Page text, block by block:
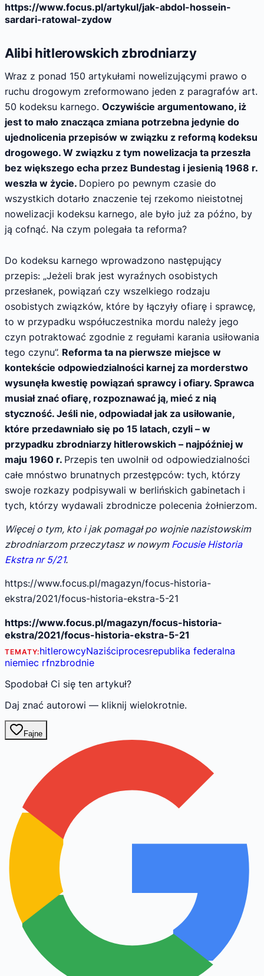
https://www.focus.pl/artykul/jak-abdol-hossein-
sardari-ratowal-zydow
Alibi hitlerowskich zbrodniarzy
Wraz z ponad 150 artykułami nowelizującymi prawo o
ruchu drogowym zreformowano jeden z paragrafów art.
50 kodeksu karnego. Oczywiście argumentowano, iż
jest to mało znacząca zmiana potrzebna jedynie do
ujednolicenia przepisów w związku z reformą kodeksu
drogowego. W związku z tym nowelizacja ta przeszła
bez większego echa przez Bundestag i jesienią 1968 r.
weszła w życie. Dopiero po pewnym czasie do
wszystkich dotarło znaczenie tej rzekomo nieistotnej
nowelizacji kodeksu karnego, ale było już za późno, by
ją cofnąć. Na czym polegała ta reforma?
Do kodeksu karnego wprowadzono następujący
przepis: „Jeżeli brak jest wyraźnych osobistych
przesłanek, powiązań czy wszelkiego rodzaju
osobistych związków, które by łączyły ofiarę i sprawcę,
to w przypadku współuczestnika mordu należy jego
czyn potraktować zgodnie z regułami karania usiłowania
tego czynu”. Reforma ta na pierwsze miejsce w
kontekście odpowiedzialności karnej za morderstwo
wysunęła kwestię powiązań sprawcy i ofiary. Sprawca
musiał znać ofiarę, rozpoznawać ją, mieć z nią
styczność. Jeśli nie, odpowiadał jak za usiłowanie,
które przedawniało się po 15 latach, czyli – w
przypadku zbrodniarzy hitlerowskich – najpóźniej w
maju 1960 r. Przepis ten uwolnił od odpowiedzialności
całe mnóstwo brunatnych przestępców: tych, którzy
swoje rozkazy podpisywali w berlińskich gabinetach i
tych, którzy wydawali zbrodnicze polecenia żołnierzom.
Więcej o tym, kto i jak pomagał po wojnie nazistowskim
zbrodniarzom przeczytasz w nowym Focusie Historia
Ekstra nr 5/21.
https://www.focus.pl/magazyn/focus-historia-
ekstra/2021/focus-historia-ekstra-5-21
https://www.focus.pl/magazyn/focus-historia-
ekstra/2021/focus-historia-ekstra-5-21
TEMATY:hitlerowcyNaziściprocesrepublika federalna
niemiec rfnzbrodnie
Spodobał Ci się ten artykuł?
Daj znać autorowi — kliknij wielokrotnie.
Fajne